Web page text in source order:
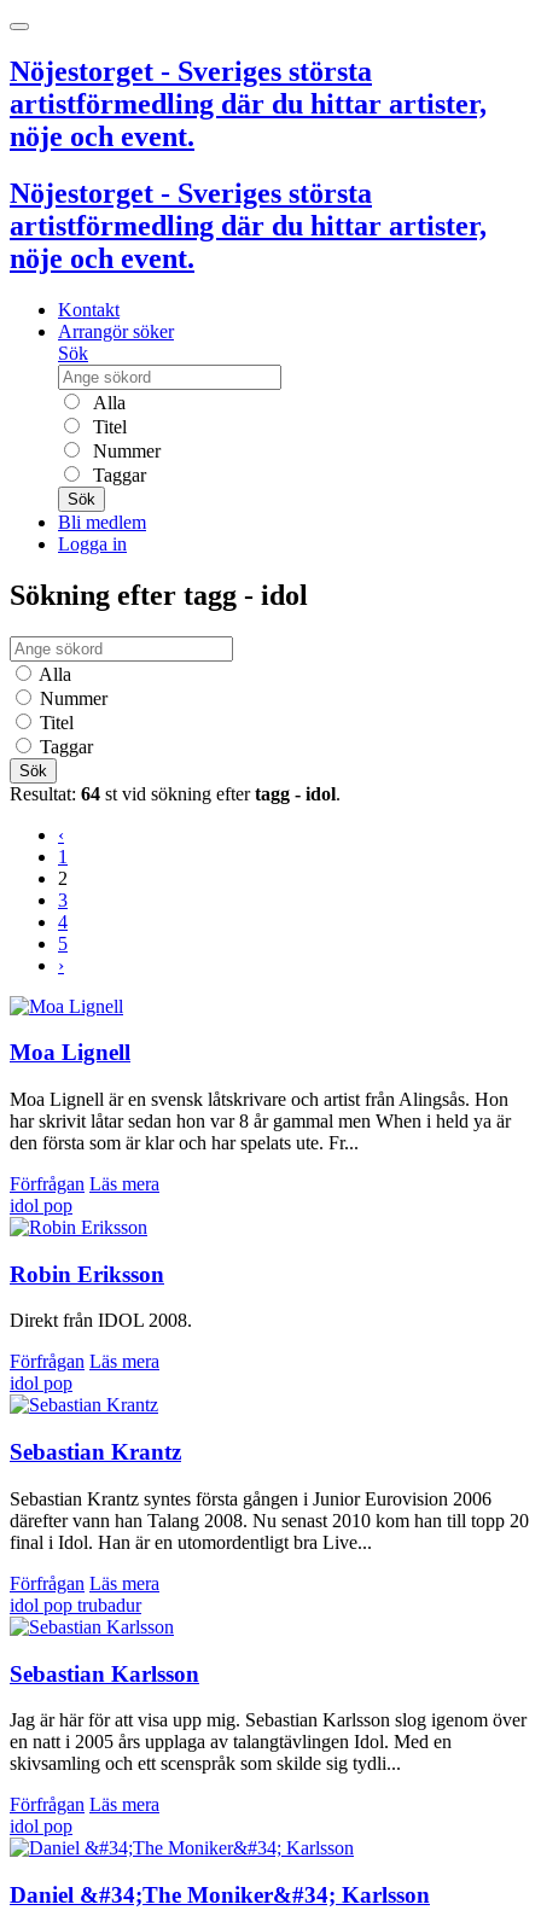
Nöjestorget - Sveriges största
artistförmedling där du hittar artister,
nöje och event.
Nöjestorget - Sveriges största
artistförmedling där du hittar artister,
nöje och event.
Kontakt
Arrangör söker
Sök
Alla
Titel
Nummer
Taggar
Sök
Bli medlem
Logga in
Sökning efter tagg - idol
Alla
Nummer
Titel
Taggar
Sök
Resultat: 64 st vid sökning eftertagg - idol.
‹
1
2
3
4
5
›
Moa Lignell
Moa Lignell är en svensk låtskrivare och artist från Alingsås. Hon
har skrivit låtar sedan hon var 8 år gammal men When i held ya är
den första som är klar och har spelats ute. Fr...
Förfrågan Läs mera
idol pop
Robin Eriksson
Direkt från IDOL 2008.
Förfrågan Läs mera
idol pop
Sebastian Krantz
Sebastian Krantz syntes första gången i Junior Eurovision 2006
därefter vann han Talang 2008. Nu senast 2010 kom han till topp 20
final i Idol. Han är en utomordentligt bra Live...
Förfrågan Läs mera
idol pop trubadur
Sebastian Karlsson
Jag är här för att visa upp mig. Sebastian Karlsson slog igenom över
en natt i 2005 års upplaga av talangtävlingen Idol. Med en
skivsamling och ett scenspråk som skilde sig tydli...
Förfrågan Läs mera
idol pop
Daniel &#34;The Moniker&#34; Karlsson